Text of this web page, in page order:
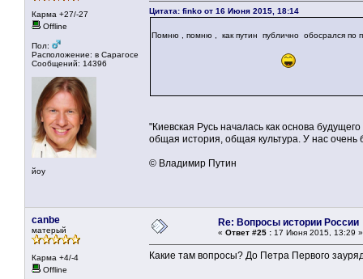
Карма +27/-27
Offline
Пол:
Расположение: в Сарагосе
Сообщений: 14396
йоу
Цитата: finko от 16 Июня 2015, 18:14
Помню , помню , как путин публично обосрался по
"Киевская Русь началась как основа
общая история, общая культура. У нас
© Владимир Путин
canbe
матерый
Карма +4/-4
Offline
Re: Вопросы истории России
« Ответ #25 : 17 Июня 2015, 13:29 »
Какие там вопросы? До Петра Первого